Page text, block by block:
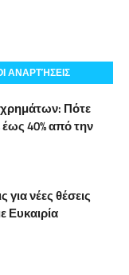
ΑΝΑΡΤΉΣΕΙΣ
Πότε
έως 40% από την
για νέες θέσεις
Ευκαιρία